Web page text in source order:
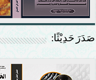
صَدَرَ حَدِيْثًا: